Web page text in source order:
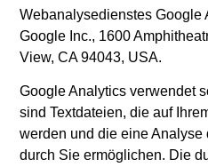
Webanalysedienstes Google
Google Inc., 1600
View, CA 94043, USA.
Google Analytics verwendet
sind Textdateien, die auf
werden und die eine
durch Sie ermöglichen. Die